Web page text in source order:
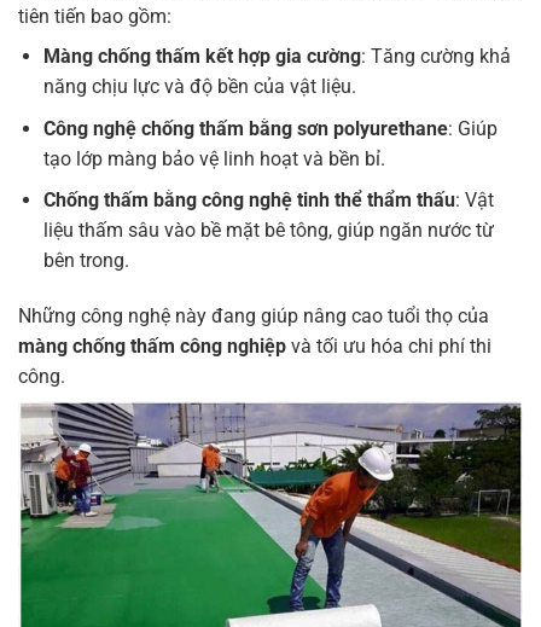
tiên tiến bao gồm:
Màng chống thấm kết hợp gia cường: Tăng cường khả
năng chịu lực và độ bền của vật liệu.
Công nghệ chống thấm bằng sơn polyurethane: Giúp
tạo lớp màng bảo vệ linh hoạt và bền bỉ.
Chống thấm bằng công nghệ tinh thể thẩm thấu: Vật
liệu thấm sâu vào bề mặt bê tông, giúp ngăn nước từ
bên trong.
Những công nghệ này đang giúp nâng cao tuổi thọ của
màng chống thấm công nghiệp và tối ưu hóa chi phí thi
công.